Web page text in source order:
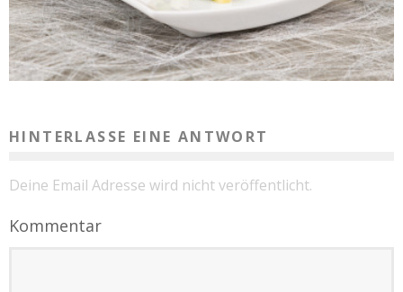
HINTERLASSE EINE ANTWORT
Deine Email Adresse wird nicht veröffentlicht.
Kommentar